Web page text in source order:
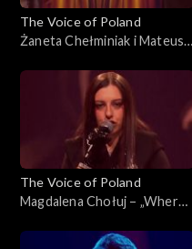
The Voice of Poland
Żaneta Chełminiak i Mateusz
Beautiful”, „The Voice of
Poland”, Live 2, 15 listopada
The Voice of Poland
Magdalena Chołuj – „Where
of Poland”, Live 2, 15